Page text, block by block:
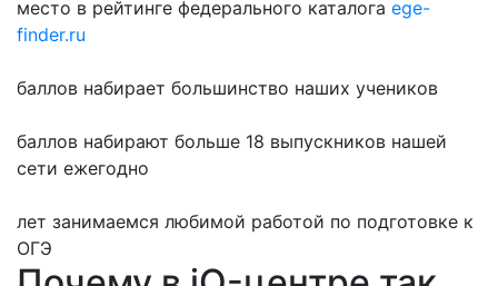
место в рейтинге федерального каталога ege-
finder.ru
баллов набирает большинство наших учеников
баллов набирают больше 18 выпускников нашей
сети ежегодно
лет занимаемся любимой работой по подготовке к
ОГЭ